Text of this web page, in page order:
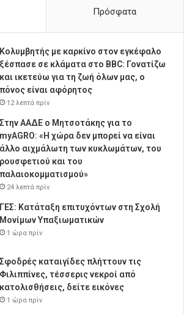
Πρόσφατα
Κολυμβητής με καρκίνο στον εγκέφαλο
ξέσπασε σε κλάματα στο BBC: Γονατίζω
και ικετεύω για τη ζωή όλων μας, ο
πόνος είναι αφόρητος
12 λεπτά πρίν
Στην ΑΑΔΕ ο Μητσοτάκης για το
myAGRO: «Η χώρα δεν μπορεί να είναι
άλλο αιχμάλωτη των κυκλωμάτων, του
ρουσφετιού και του
παλαιοκομματισμού»
24 λεπτά πρίν
ΓΕΣ: Κατάταξη επιτυχόντων στη Σχολή
Μονίμων Υπαξιωματικών
1 ώρα πρίν
Σφοδρές καταιγίδες πλήττουν τις
Φιλιππίνες, τέσσερις νεκροί από
κατολισθήσεις, δείτε εικόνες
1 ώρα πρίν